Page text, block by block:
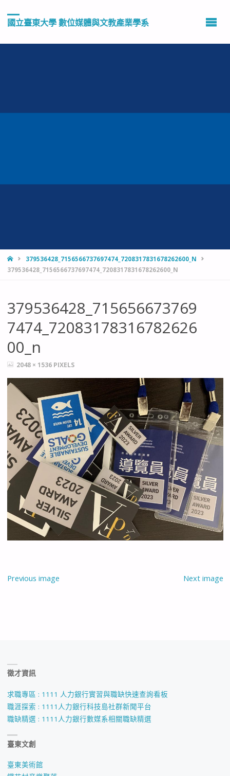
國立臺東大學 數位媒體與文教產業學系
HOME379536428_7156566737697474_7208317831678262600_N
379536428_7156566737697474_7208317831678262600_N
379536428_715656673769
7474_72083178316782626
00_n
FULL2048 × 1536 PIXELS
Previous image Next image
徵才資訊
求職專區 : 1111 人力銀行實習與職缺快速查詢看板
職涯探索 : 1111人力銀行科技島社群新聞平台
職缺精選 : 1111人力銀行數媒系相關職缺精選
臺東文創
臺東美術館